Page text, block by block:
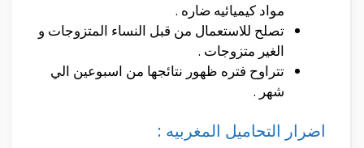
مواد كيميائيه ضاره .
تصلح للاستعمال من قبل النساء المتزوجات و
الغير متزوجات .
تتراوح فتره ظهور نتائجها من اسبوعين الي
شهر .
اضرار التحاميل المغربيه :